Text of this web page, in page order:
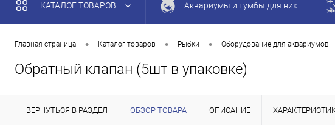
КАТАЛОГ ТОВАРОВ Аквариумы и тумбы для них
Главная страница • Каталог товаров • Рыбки • Оборудование для аквариумов
Обратный клапан (5шт в упаковке)
ВЕРНУТЬСЯ В РАЗДЕЛ ОБЗОР ТОВАРА ОПИСАНИЕ